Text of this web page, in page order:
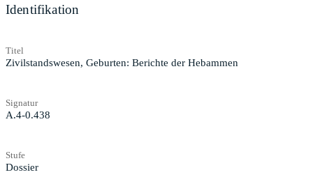
Identifikation
Titel
Zivilstandswesen, Geburten: Berichte der Hebammen
Signatur
A.4-0.438
Stufe
Dossier